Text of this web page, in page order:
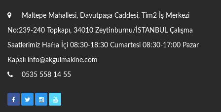
Maltepe Mahallesi, Davutpaşa Caddesi, Tim2 İş Merkezi
No:239-240 Topkapı, 34010 Zeytinburnu/İSTANBUL Çalışma
Saatlerimiz Hafta İçi 08:30-18:30 Cumartesi 08:30-17:00 Pazar
Kapalı info@akgulmakine.com
0535 558 14 55